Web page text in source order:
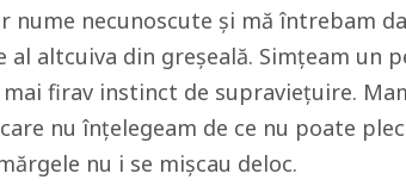
nume necunoscute și mă întrebam
altcuiva din greșeală. Simțeam un
firav instinct de supraviețuire.
nu înțelegeam de ce nu poate
nu i se mișcau deloc.